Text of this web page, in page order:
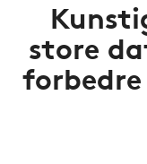
store